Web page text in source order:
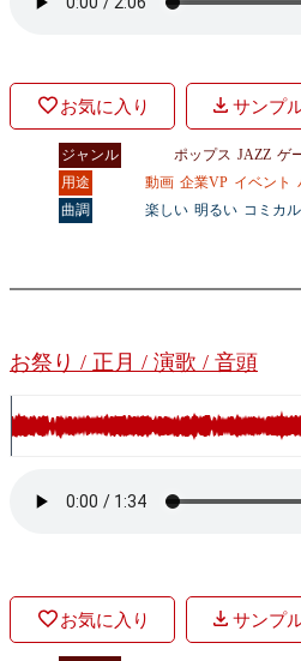
お気に入り サンプ
ジャンル ポップス JAZZ ゲ
用途
動画 企業VP イベント
曲調
楽しい 明るい コミカル
お祭り / 正月 / 演歌 / 音頭
お気に入り サンプ